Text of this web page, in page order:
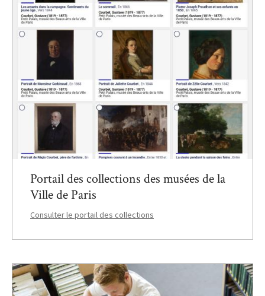
Portail des collections des musées de la
Ville de Paris
Consulter le portail des collections